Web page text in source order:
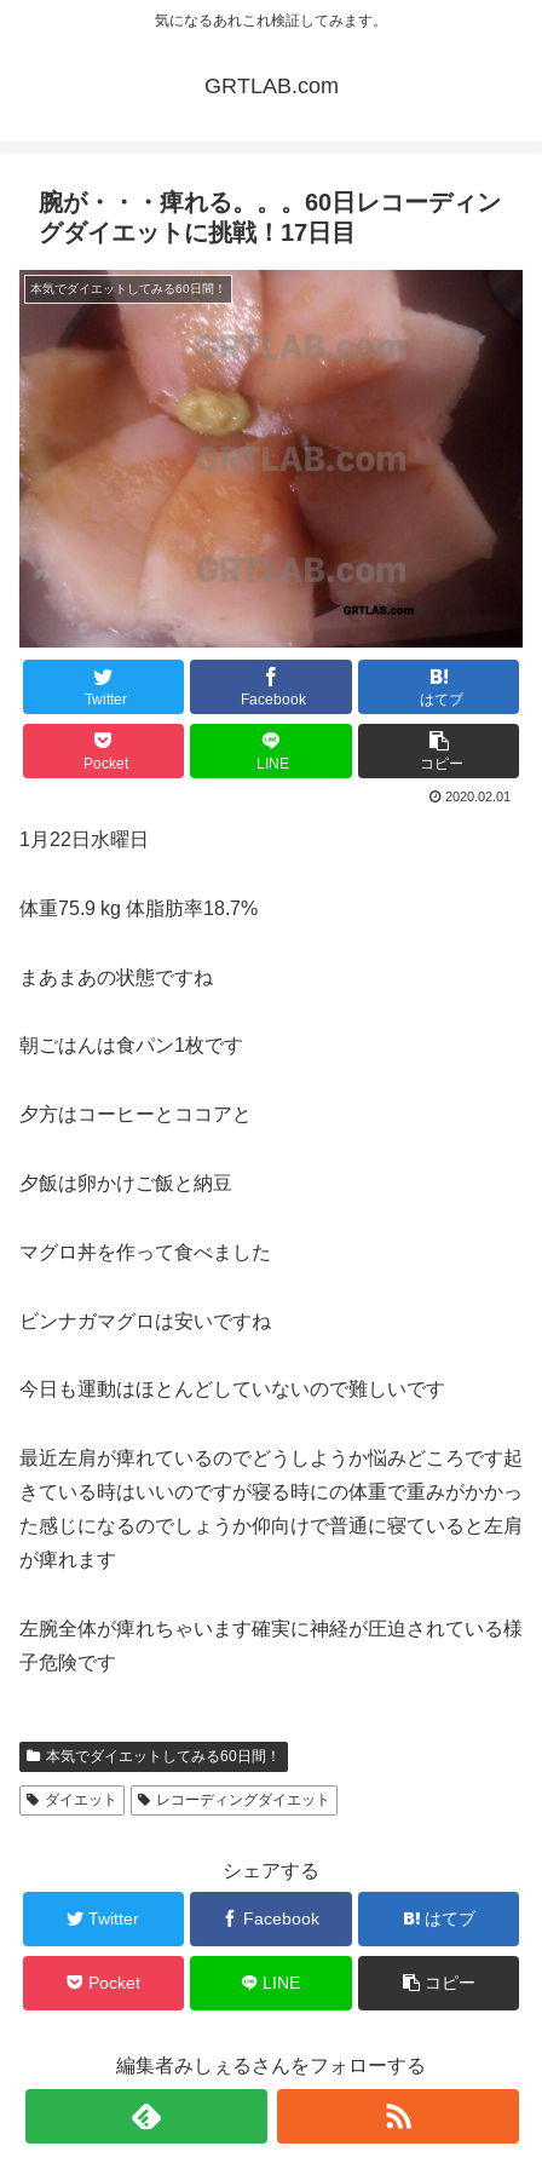
気になるあれこれ検証してみます。
GRTLAB.com
腕が・・・痺れる。。。60日レコーディン
グダイエットに挑戦！17日目
本気でダイエットしてみる60日間！
Twitter Facebook はてブ
Pocket LINE コピー
2020.02.01
1月22日水曜日
体重75.9 kg 体脂肪率18.7%
まあまあの状態ですね
朝ごはんは食パン1枚です
夕方はコーヒーとココアと
夕飯は卵かけご飯と納豆
マグロ丼を作って食べました
ビンナガマグロは安いですね
今日も運動はほとんどしていないので難しいです
最近左肩が痺れているのでどうしようか悩みどころです起
きている時はいいのですが寝る時にの体重で重みがかかっ
た感じになるのでしょうか仰向けで普通に寝ていると左肩
が痺れます
左腕全体が痺れちゃいます確実に神経が圧迫されている様
子危険です
本気でダイエットしてみる60日間！
ダイエット レコーディングダイエット
シェアする
Twitter Facebook はてブ
Pocket LINE コピー
編集者みしぇるさんをフォローする